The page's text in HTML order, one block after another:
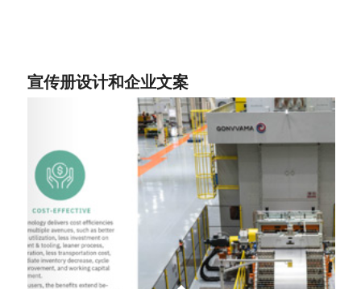
宣传册设计和企业文案